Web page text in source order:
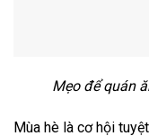
Mẹo để quán
Mùa hè là cơ hội